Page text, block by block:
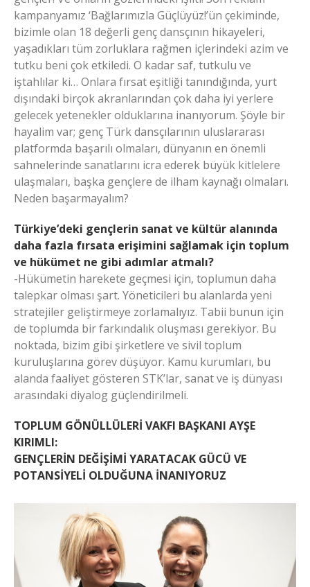
kampanyamız ‘Bağlarımızla Güçlüyüz!’ün çekiminde,
bizimle olan 18 değerli genç dansçının hikayeleri,
yaşadıkları tüm zorluklara rağmen içlerindeki azim ve
tutku beni çok etkiledi. O kadar saf, tutkulu ve
iştahlılar ki… Onlara fırsat eşitliği tanındığında, yurt
dışındaki birçok akranlarından çok daha iyi yerlere
gelecek yetenekler olduklarına inanıyorum. Şöyle bir
hayalim var; genç Türk dansçılarının uluslararası
platformda başarılı olmaları, dünyanın en önemli
sahnelerinde sanatlarını icra ederek büyük kitlelere
ulaşmaları, başka gençlere de ilham kaynağı olmaları.
Neden başarmayalım?
Türkiye’deki gençlerin sanat ve kültür alanında
daha fazla fırsata erişimini sağlamak için toplum
ve hükümet ne gibi adımlar atmalı?
-Hükümetin harekete geçmesi için, toplumun daha
talepkar olması şart. Yöneticileri bu alanlarda yeni
stratejiler geliştirmeye zorlamalıyız. Tabii bunun için
de toplumda bir farkındalık oluşması gerekiyor. Bu
noktada, bizim gibi şirketlere ve sivil toplum
kuruluşlarına görev düşüyor. Kamu kurumları, bu
alanda faaliyet gösteren STK’lar, sanat ve iş dünyası
arasındaki diyalog güçlendirilmeli.
TOPLUM GÖNÜLLÜLERİ VAKFI BAŞKANI AYŞE
KIRIMLI:
GENÇLERİN DEĞİŞİMİ YARATACAK GÜCÜ VE
POTANSİYELİ OLDUĞUNA İNANIYORUZ